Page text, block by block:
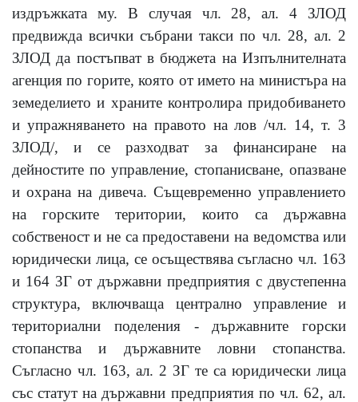
издръжката му. В случая чл. 28, ал. 4 ЗЛОД
предвижда всички събрани такси по чл. 28, ал. 2
ЗЛОД да постъпват в бюджета на Изпълнителната
агенция по горите, която от името на министъра на
земеделието и храните контролира придобиването
и упражняването на правото на лов /чл. 14, т. 3
ЗЛОД/, и се разходват за финансиране на
дейностите по управление, стопанисване, опазване
и охрана на дивеча. Същевременно управлението
на горските територии, които са държавна
собственост и не са предоставени на ведомства или
юридически лица, се осъществява съгласно чл. 163
и 164 ЗГ от държавни предприятия с двустепенна
структура, включваща централно управление и
териториални поделения - държавните горски
стопанства и държавните ловни стопанства.
Съгласно чл. 163, ал. 2 ЗГ те са юридически лица
със статут на държавни предприятия по чл. 62, ал.